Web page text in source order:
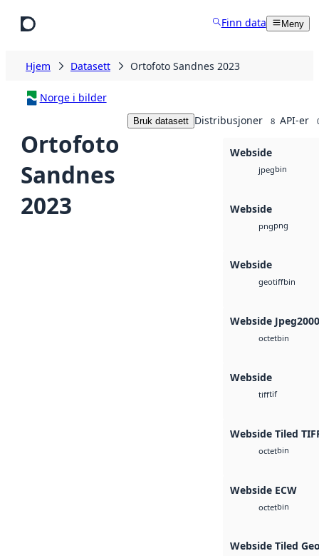
Finn data Meny
Hjem Datasett Ortofoto Sandnes 2023
Norge i bilder
Ortofoto
Sandnes
2023
Bruk datasett Distribusjoner 8 API-er
Webside
jpegbin
Webside
pngpng
Webside
geotiffbin
Webside Jpeg2000
octetbin
Webside
tifftif
Webside Tiled
octetbin
Webside ECW
octetbin
Webside Tiled